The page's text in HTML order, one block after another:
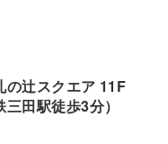
の辻スクエア 11F
田駅徒歩3分）